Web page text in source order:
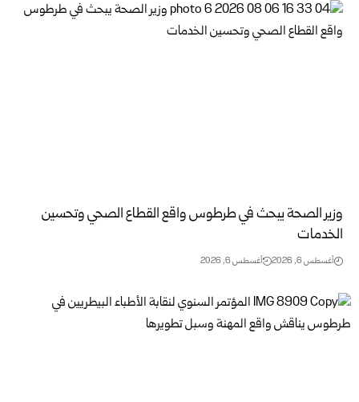
وزير الصحة يبحث في طرطوس واقع القطاع الصحي وتحسين
الخدمات
أغسطس 6, 2026 أغسطس 6, 2026